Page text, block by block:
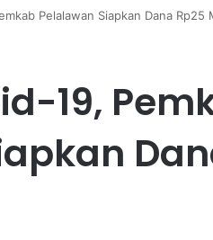
Pelalawan Siapkan Dana Rp25
19,